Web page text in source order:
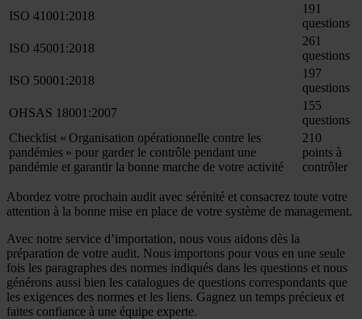
ISO 41001:2018
191
questions
ISO 45001:2018
261
questions
ISO 50001:2018
197
questions
OHSAS 18001:2007
155
questions
Checklist « Organisation opérationnelle contre les
pandémies » pour garder le contrôle pendant une
pandémie et garantir la bonne marche de votre activité
210
points à
contrôler
Abordez votre prochain audit avec sérénité et consacrez toute votre
attention à la bonne mise en place de votre système de management.
Avec notre service d’importation, nous vous aidons dès la
préparation de votre audit. Nous importons pour vous en une seule
fois les paragraphes des normes indiqués dans les questions et nous
générons aussi bien les catalogues de questions correspondants que
les exigences des normes et les liens. Gagnez un temps précieux et
faites confiance à une équipe experte.